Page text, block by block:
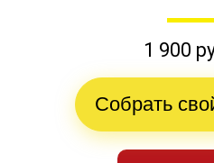
1 900
Собрать